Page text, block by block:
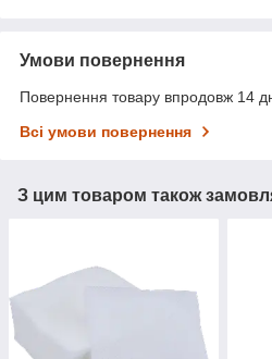
Умови повернення
Повернення товару впродовж 14
Всі умови повернення
З цим товаром також